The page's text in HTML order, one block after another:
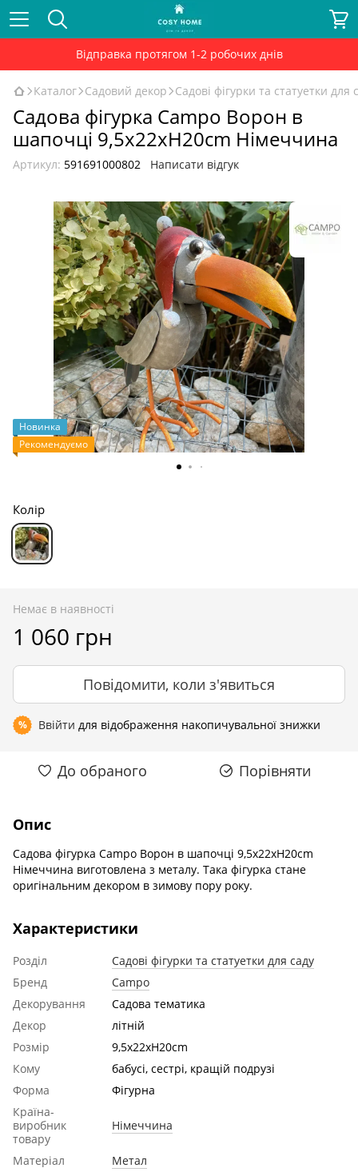
Відправка протягом 1-2 робочих днів
Каталог Садовий декор Садові фігурки та статуетки для
Садова фігурка Сampo Ворон в
шапочці 9,5x22xH20cm Німеччина
Артикул: 591691000802 Написати відгук
Новинка
Рекомендуємо
Колір
Немає в наявності
1 060 грн
Повідомити, коли з'явиться
% Ввійти для відображення накопичувальної знижки
До обраного Порівняти
Опис
Садова фігурка Сampo Ворон в шапочці 9,5x22xH20cm
Німеччина виготовлена з металу. Така фігурка стане
оригінальним декором в зимову пору року.
Характеристики
Розділ
Садові фігурки та статуетки для саду
Бренд
Campo
Декорування
Садова тематика
Декор
літній
Розмір
9,5x22xH20cm
Кому
бабусі, сестрі, кращій подрузі
Форма
Фігурна
Країна-
виробник
товару
Німеччина
Матеріал
Метал